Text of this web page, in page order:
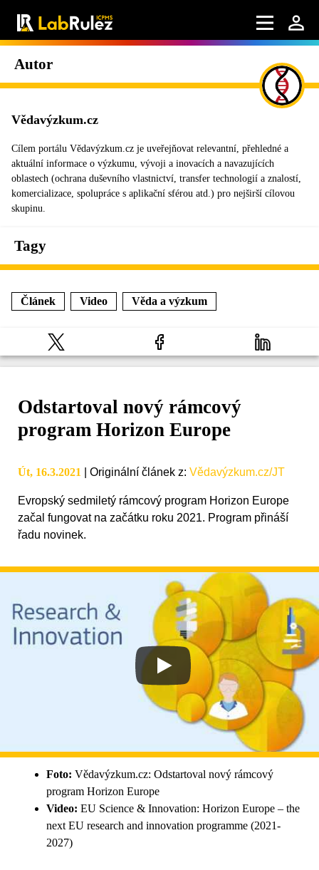
Autor
Vědavýzkum.cz
Cílem portálu Vědavýzkum.cz je uveřejňovat relevantní, přehledné a
aktuální informace o výzkumu, vývoji a inovacích a navazujících
oblastech (ochrana duševního vlastnictví, transfer technologií a znalostí,
komercializace, spolupráce s aplikační sférou atd.) pro nejširší cílovou
skupinu.
Tagy
Článek Video Věda a výzkum
Odstartoval nový rámcový
program Horizon Europe
Út, 16.3.2021 Originální článek z: Vědavýzkum.cz/JT
Evropský sedmiletý rámcový program Horizon Europe
začal fungovat na začátku roku 2021. Program přináší
řadu novinek.
Foto: Vědavýzkum.cz: Odstartoval nový rámcový
program Horizon Europe
Video: EU Science & Innovation: Horizon Europe – the
next EU research and innovation programme (2021-
2027)